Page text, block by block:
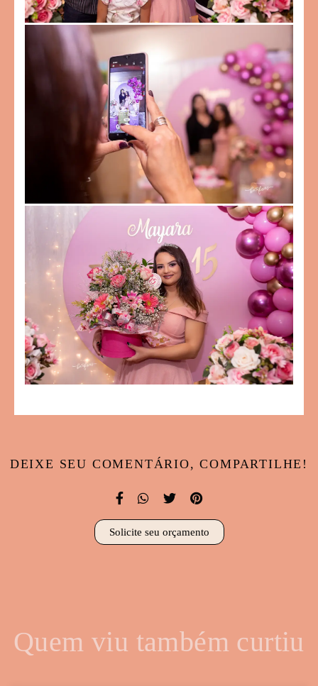
DEIXE SEU COMENTÁRIO, COMPARTILHE!
Solicite seu orçamento
Quem viu também curtiu